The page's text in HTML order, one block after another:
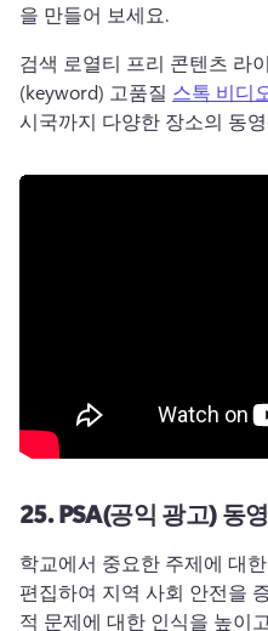
을 만들어 보세요.
검색 로열티 프리 콘텐츠 라
(keyword) 고품질 스톡 비디
시국까지 다양한 장소의 동
25.PSA(공익 광고) 동
학교에서 중요한 주제에 대
편집하여 지역 사회 안전을